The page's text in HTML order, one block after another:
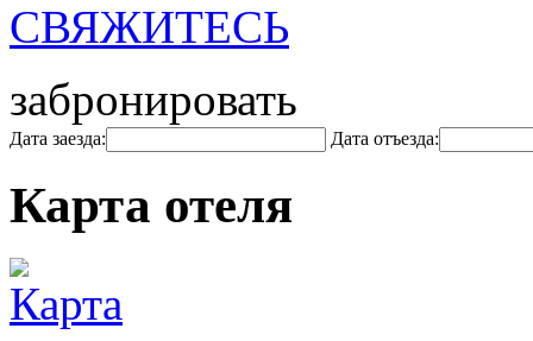
СВЯЖИТЕСЬ
забронировать
Дата заезда: Дата отъезда:
Карта отеля